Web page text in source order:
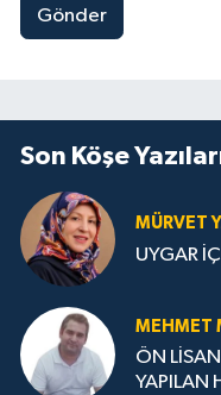
Gönder
Son Köşe
MÜRVET
UYGAR
MEHMET
ÖN
YAPILAN